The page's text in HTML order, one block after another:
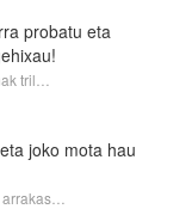
probatu eta
tril…
joko mota hau